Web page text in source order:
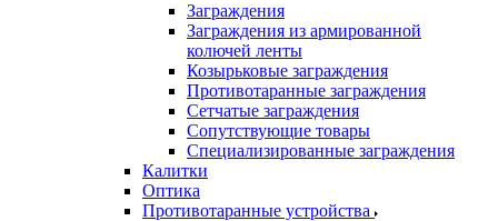
Заграждения
Заграждения из армированной
колючей ленты
Козырьковые заграждения
Противотаранные заграждения
Сетчатые заграждения
Сопутствующие товары
Специализированные заграждения
Калитки
Оптика
Противотаранные устройства